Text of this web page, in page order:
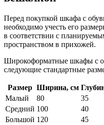
Перед покупкой шкафа с
необходимо учесть его
в соответствии с
пространством в прихожей.
Широкоформатные шкафы с
следующие стандартные
Размер Ширина, см
Малый
80 35
Средний 100 40
Большой 120 45